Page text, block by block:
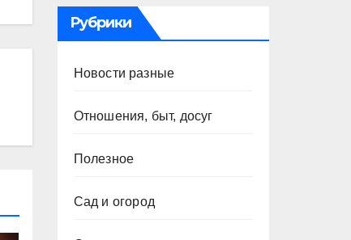
Рубрики
Новости разные
Отношения, быт, досуг
Полезное
Сад и огород